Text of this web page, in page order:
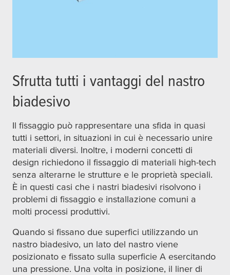
Sfrutta tutti i vantaggi del nastro
biadesivo
Il fissaggio può rappresentare una sfida in quasi
tutti i settori, in situazioni in cui è necessario unire
materiali diversi. Inoltre, i moderni concetti di
design richiedono il fissaggio di materiali high-tech
senza alterarne le strutture e le proprietà speciali.
È in questi casi che i nastri biadesivi risolvono i
problemi di fissaggio e installazione comuni a
molti processi produttivi.
Quando si fissano due superfici utilizzando un
nastro biadesivo, un lato del nastro viene
posizionato e fissato sulla superficie A esercitando
una pressione. Una volta in posizione, il liner di